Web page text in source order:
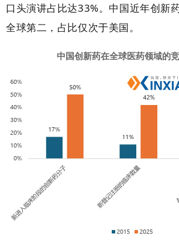
口头演讲占比达33%。 中国近年创新
全球第二，占比仅次于美国。
中国创新药在全球医药领域的